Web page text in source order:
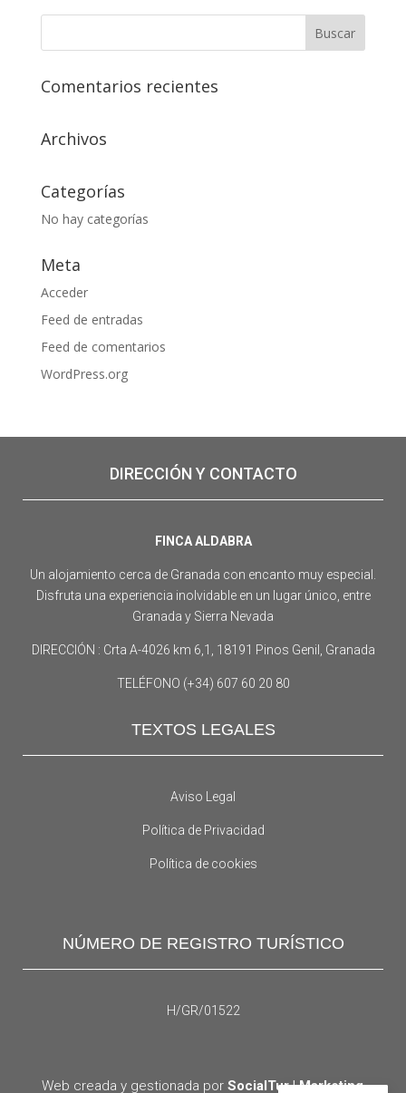
Comentarios recientes
Archivos
Categorías
No hay categorías
Meta
Acceder
Feed de entradas
Feed de comentarios
WordPress.org
DIRECCIÓN Y CONTACTO
FINCA ALDABRA
Un alojamiento cerca de Granada con encanto muy especial.
Disfruta una experiencia inolvidable en un lugar único, entre
Granada y Sierra Nevada
DIRECCIÓN : Crta A-4026 km 6,1, 18191 Pinos Genil, Granada
TELÉFONO (+34) 607 60 20 80
TEXTOS LEGALES
Aviso Legal
Política de Privacidad
Política de cookies
NÚMERO DE REGISTRO TURÍSTICO
H/GR/01522
Web creada y gestionada porSocialTur | Marketing